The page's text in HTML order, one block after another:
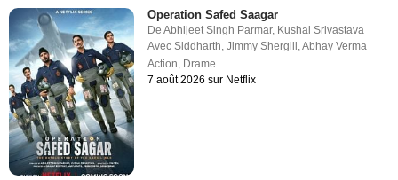
Operation Safed Saagar
DeAbhijeet Singh Parmar, Kushal Srivastava
AvecSiddharth,Jimmy Shergill ,Abhay Verma
Action, Drame
7 août 2026 sur Netflix